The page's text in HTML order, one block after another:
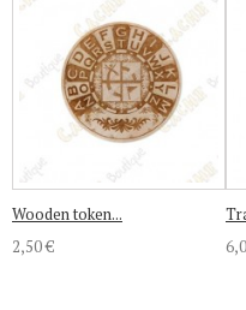
Wooden token...
2,50 €